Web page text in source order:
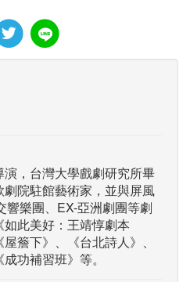
，台灣大學戲劇研究所畢
院駐館藝術家，並與屏風
響樂團、EX-亞洲劇團等劇
此美好：王靖惇劇本
簷下》、《台北詩人》、
功補習班》等。